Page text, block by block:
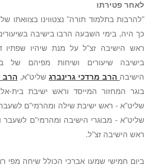
לאחר פטירתו
"להרבות בתלמוד תורה" נצטווינו בצוואתו
כך היה, בימי השבעה הרבו בישיבה
ראש הישיבה זצ"ל על מנת שיהיו שפתיו
בישיבה שיעורים ושיחות מפיהם של
הישיבה הרב מרדכי גרינברג שליט"א, הרב
בוגר המחזור המייסד וראש ישיבת בית-
שליט"א - ראש ישיבת שילה ומהרמי"ם
שליט"א - מבוגרי הישיבה ומהרמי"ם
ראש הישיבה זצ"ל.
ביום חמישי שמעו אברכי הכולל שיחה מפי